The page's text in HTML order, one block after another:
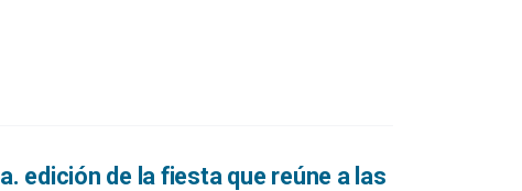
edición de la fiesta que reúne a las